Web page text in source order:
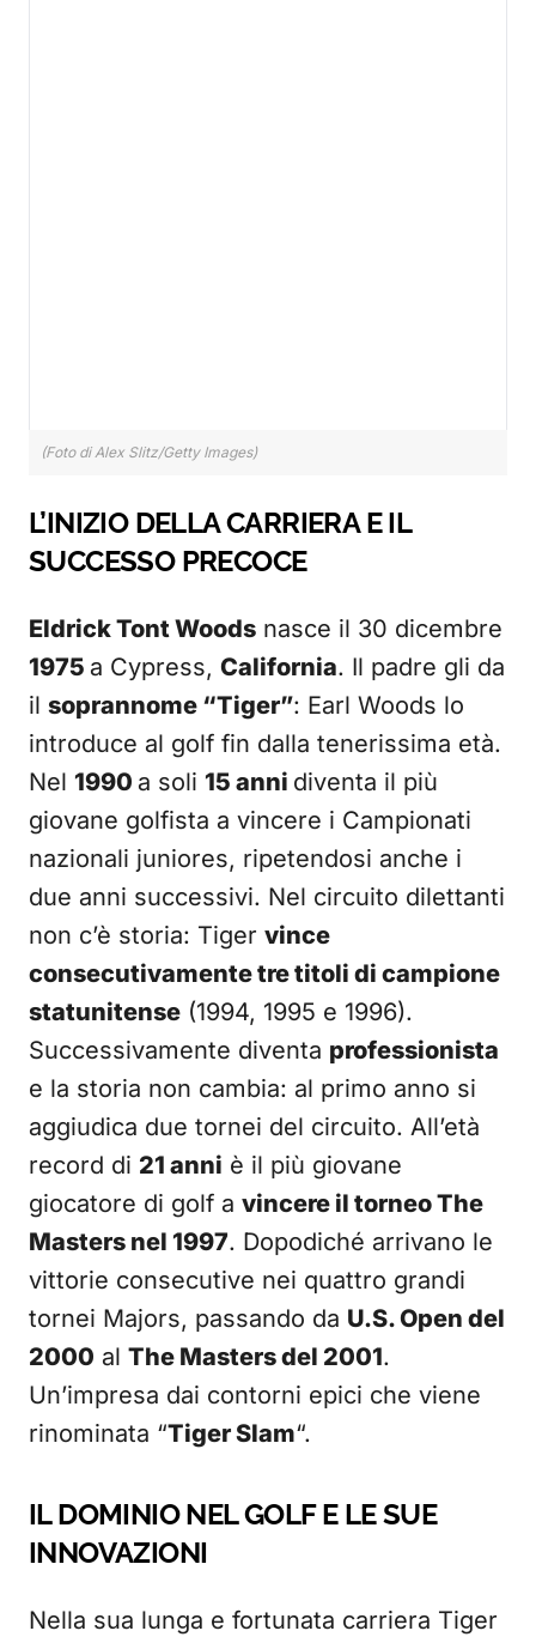
(Foto di Alex Slitz/Getty Images)
L’INIZIO DELLA CARRIERA E IL
SUCCESSO PRECOCE
Eldrick Tont Woods nasce il 30 dicembre
1975 a Cypress, California. Il padre gli da
il soprannome “Tiger”: Earl Woods lo
introduce al golf fin dalla tenerissima età.
Nel 1990 a soli 15 anni diventa il più
giovane golfista a vincere i Campionati
nazionali juniores, ripetendosi anche i
due anni successivi. Nel circuito dilettanti
non c’è storia: Tiger vince
consecutivamente tre titoli di campione
statunitense (1994, 1995 e 1996).
Successivamente diventa professionista
e la storia non cambia: al primo anno si
aggiudica due tornei del circuito. All’età
record di 21 anni è il più giovane
giocatore di golf a vincere il torneo The
Masters nel 1997. Dopodiché arrivano le
vittorie consecutive nei quattro grandi
tornei Majors, passando da U.S. Open del
2000 al The Masters del 2001.
Un’impresa dai contorni epici che viene
rinominata “Tiger Slam“.
IL DOMINIO NEL GOLF E LE SUE
INNOVAZIONI
Nella sua lunga e fortunata carriera Tiger